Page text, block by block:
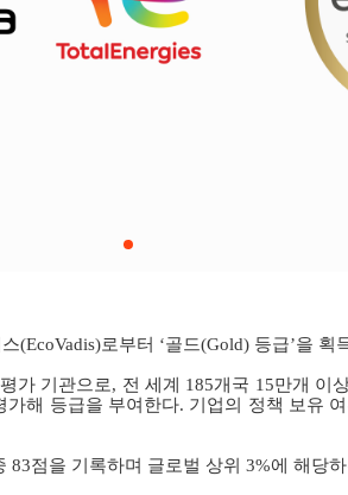
(EcoVadis)로부터 ‘골드(Gold) 등급’을 획
가 기관으로, 전 세계 185개국 15만개 이
가해 등급을 부여한다. 기업의 정책 보유
83점을 기록하며 글로벌 상위 3%에 해당